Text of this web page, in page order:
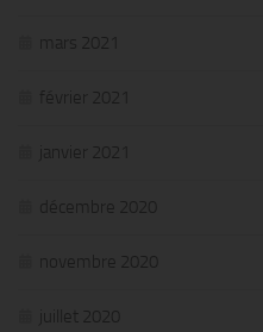
mars 2021
février 2021
janvier 2021
décembre 2020
novembre 2020
juillet 2020